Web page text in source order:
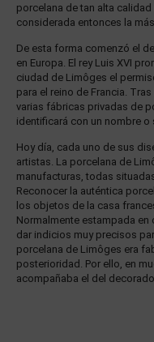
porcelana de tan alta
considerada entonces la
De esta forma comenzó el
en Europa. El rey Luis XVI
ciudad de Limôges el
para el reino de Francia.
varias fábricas privadas de
identificará con un nombre o
Hoy día, cada uno de sus
artistas. La porcelana de
manufacturas, todas
Reconocer la auténtica
los objetos de la casa
Normalmente estampada
dar indicios muy precisos
porcelana de Limôges era
posterioridad. Por ello, en
acompañaba el del